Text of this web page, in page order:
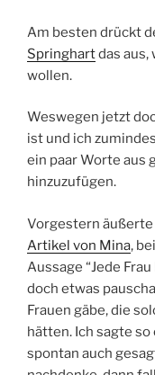
Am besten drückt
Springhartdas aus,
wollen.
Weswegen jetzt
ist und ich
ein paar Worte aus
hinzuzufügen.
Vorgestern äußerte
Artikel von Mina,
Aussage “Jede
doch etwas
Frauen gäbe, die
hätten. Ich sagte so
spontan auch